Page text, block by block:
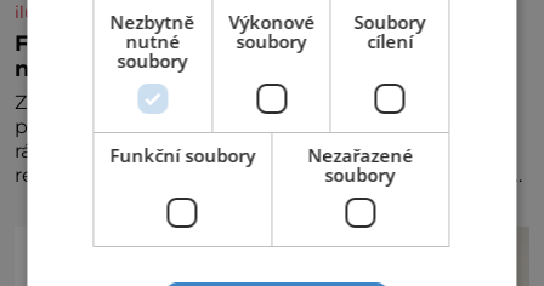
iluxus.cz
Ford dává český fotbal do pohybu. Stává se
novým partnerem FAČR
Značka Ford se od srpna 2026 stává novým
partnerem Fotbalové asociace České republiky. V
rámci tříleté spolupráce zajistí mobilitu asociace,
reprezentačních týmů i českého fotbalu v regionech.
Nezbytně
nutné
soubory
Výkonové
soubory
Soubory
cílení
Funkční soubory
Nezařazené
soubory